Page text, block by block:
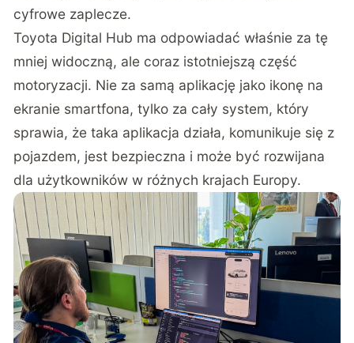
cyfrowe zaplecze.
Toyota Digital Hub ma odpowiadać właśnie za tę
mniej widoczną, ale coraz istotniejszą część
motoryzacji. Nie za samą aplikację jako ikonę na
ekranie smartfona, tylko za cały system, który
sprawia, że taka aplikacja działa, komunikuje się z
pojazdem, jest bezpieczna i może być rozwijana
dla użytkowników w różnych krajach Europy.